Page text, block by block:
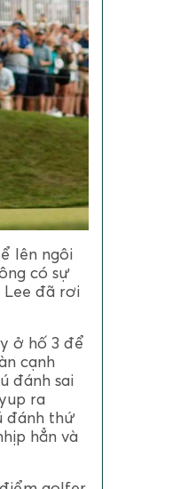
lên ngôi
có sự
đã rơi
ở hố 3 để
cạnh
đánh sai
ra
đánh thứ
hẳn và